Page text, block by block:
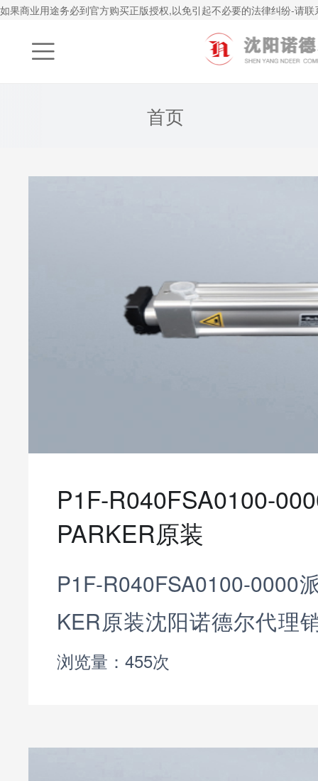
如果商业用途务必到官方购买正版授权,以免引起不必要的法律纠纷-请

首页
P1F-R040FSA0100-
PARKER原装
P1F-R040FSA0100-0000
KER原装沈阳诺德尔代理
列产品，到货实拍图片：
浏览量：455次